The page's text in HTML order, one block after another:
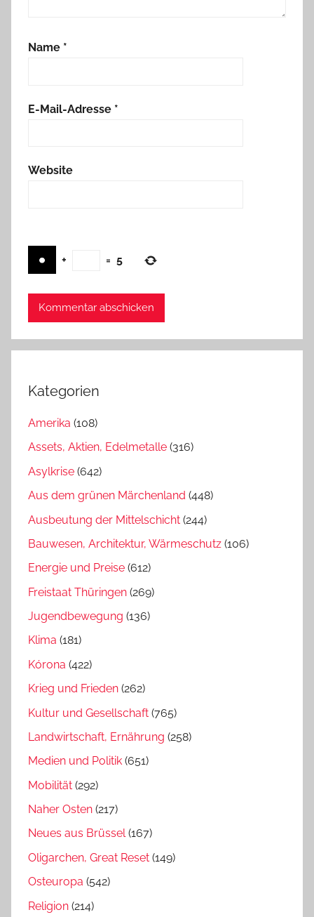
Name *
E-Mail-Adresse *
Website
+ = 5
Kategorien
Amerika (108)
Assets, Aktien, Edelmetalle (316)
Asylkrise (642)
Aus dem grünen Märchenland (448)
Ausbeutung der Mittelschicht (244)
Bauwesen, Architektur, Wärmeschutz (106)
Energie und Preise (612)
Freistaat Thüringen (269)
Jugendbewegung (136)
Klima (181)
Kórona (422)
Krieg und Frieden (262)
Kultur und Gesellschaft (765)
Landwirtschaft, Ernährung (258)
Medien und Politik (651)
Mobilität (292)
Naher Osten (217)
Neues aus Brüssel(167)
Oligarchen, Great Reset (149)
Osteuropa (542)
Religion (214)